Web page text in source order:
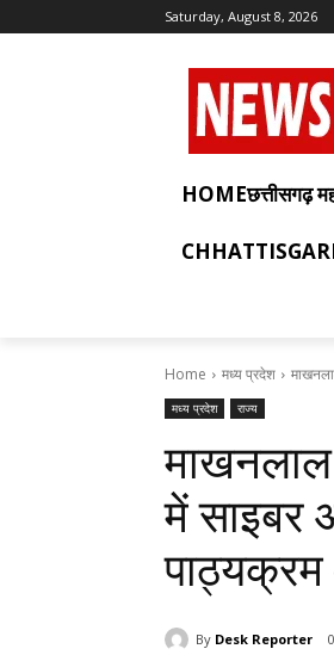
Saturday, August 8, 2026
HOMEछत्तीसगढ़
Home मध्य प्रदेश
मध्य प्रदेश राज्य
माखनलाल
में साइबर
पाठ्यक्रम
By Desk Reporter